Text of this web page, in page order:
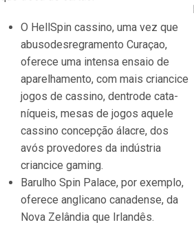
O HellSpin cassino, uma vez que
abusodesregramento Curaçao,
oferece uma intensa ensaio de
aparelhamento, com mais criancice
jogos de cassino, dentrode cata-
níqueis, mesas de jogos aquele
cassino concepção álacre, dos
avós provedores da indústria
criancice gaming.
Barulho Spin Palace, por exemplo,
oferece anglicano canadense, da
Nova Zelândia que Irlandês.